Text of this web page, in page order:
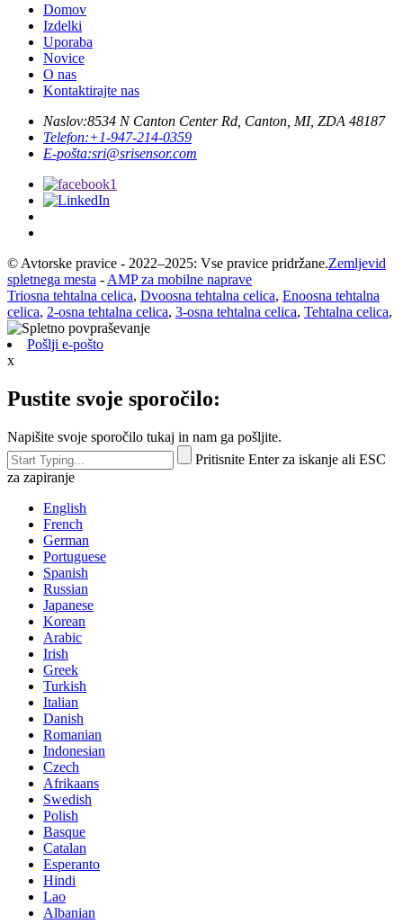
Domov
Izdelki
Uporaba
Novice
O nas
Kontaktirajte nas
Naslov:8534 N Canton Center Rd, Canton, MI, ZDA 48187
Telefon:+1-947-214-0359
E-pošta:sri@srisensor.com
© Avtorske pravice - 2022–2025: Vse pravice pridržane.Zemljevid
spletnega mesta - AMP za mobilne naprave
Triosna tehtalna celica, Dvoosna tehtalna celica, Enoosna tehtalna
celica, 2-osna tehtalna celica, 3-osna tehtalna celica, Tehtalna celica,
Pošlji e-pošto
x
Pustite svoje sporočilo:
Napišite svoje sporočilo tukaj in nam ga pošljite.
Pritisnite Enter za iskanje ali ESC
za zapiranje
English
French
German
Portuguese
Spanish
Russian
Japanese
Korean
Arabic
Irish
Greek
Turkish
Italian
Danish
Romanian
Indonesian
Czech
Afrikaans
Swedish
Polish
Basque
Catalan
Esperanto
Hindi
Lao
Albanian